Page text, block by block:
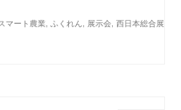
マート農業, ふくれん, 展示会, 西日本総合展